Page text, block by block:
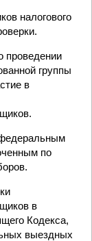
налогового
проведении
группы
в
по
в
Кодекса,
выездных